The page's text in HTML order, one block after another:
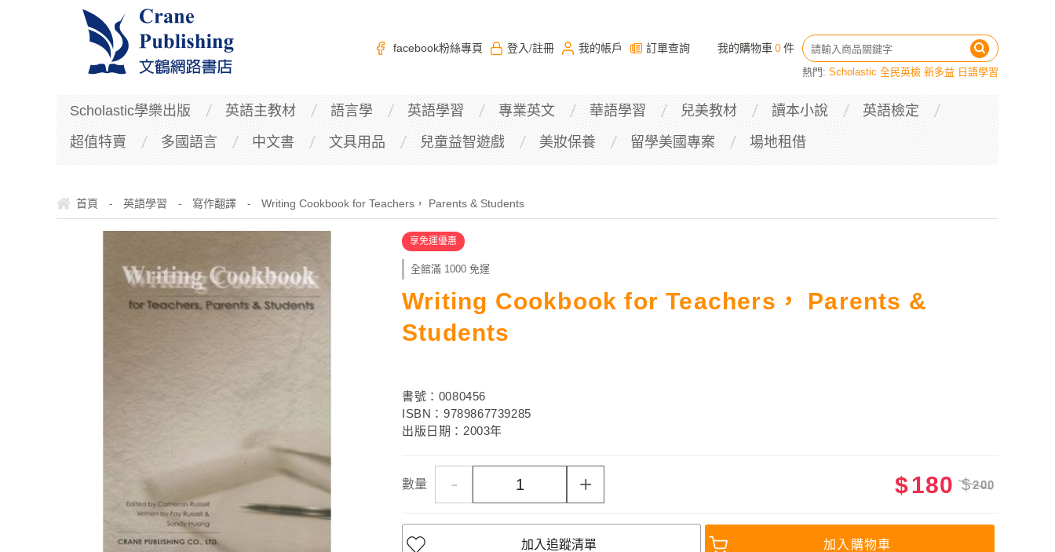
facebook粉絲專頁 登入 /註冊 我的帳戶 訂單查詢 我的購物車 0件
熱門: Scholastic 全民英檢 新多益 日語學習
Scholastic學樂出版 英語主教材 語言學 英語學習 專業英文 華語學習 兒美教材 讀本小說
英語檢定
超值特賣
多國語言 中文書 文具用品 兒童益智遊戲 美妝保養 留學美國專案 場地租借
首頁 - 英語學習 - 寫作翻譯 - Writing Cookbook for Teachers， Parents & Students
享免運優惠
全館滿 1000 免運
Writing Cookbook for Teachers， Parents &
Students
書號：0080456
ISBN：9789867739285
出版日期：2003年
數量 - + $180 $200
加入追蹤清單 加入購物車